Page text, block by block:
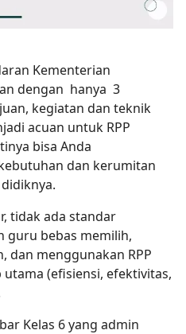
Kementerian
dengan hanya 3
kegiatan dan teknik
acuan untuk RPP
bisa Anda
dan kerumitan
tidak ada standar
guru bebas memilih,
dan menggunakan RPP
(efisiensi, efektivitas,
Kelas 6 yang admin